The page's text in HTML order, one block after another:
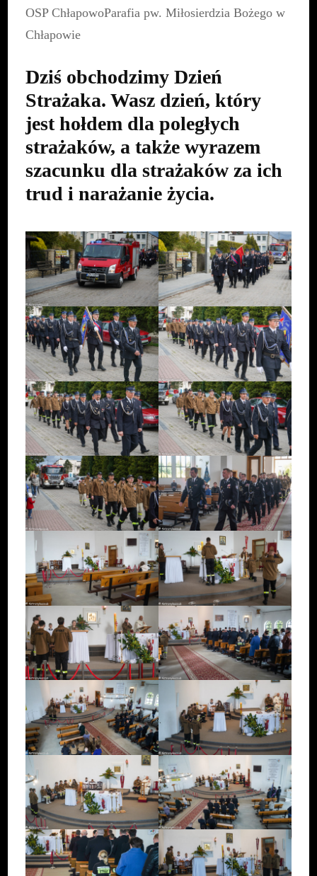
OSP ChłapowoParafia pw. Miłosierdzia Bożego w
Chłapowie
Dziś obchodzimy Dzień
Strażaka. Wasz dzień, który
jest hołdem dla poległych
strażaków, a także wyrazem
szacunku dla strażaków za ich
trud i narażanie życia.